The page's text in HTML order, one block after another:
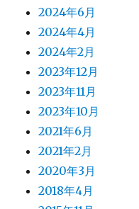
2024年6月
2024年4月
2024年2月
2023年12月
2023年11月
2023年10月
2021年6月
2021年2月
2020年3月
2018年4月